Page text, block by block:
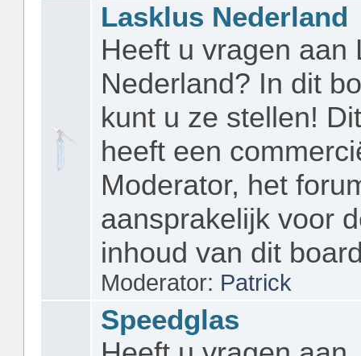
Lasklus Nederland
Heeft u vragen aan
Nederland? In dit
kunt u ze stellen!
heeft een
Moderator, het
aansprakelijk voor
inhoud van dit
Moderator: Patrick
Speedglas